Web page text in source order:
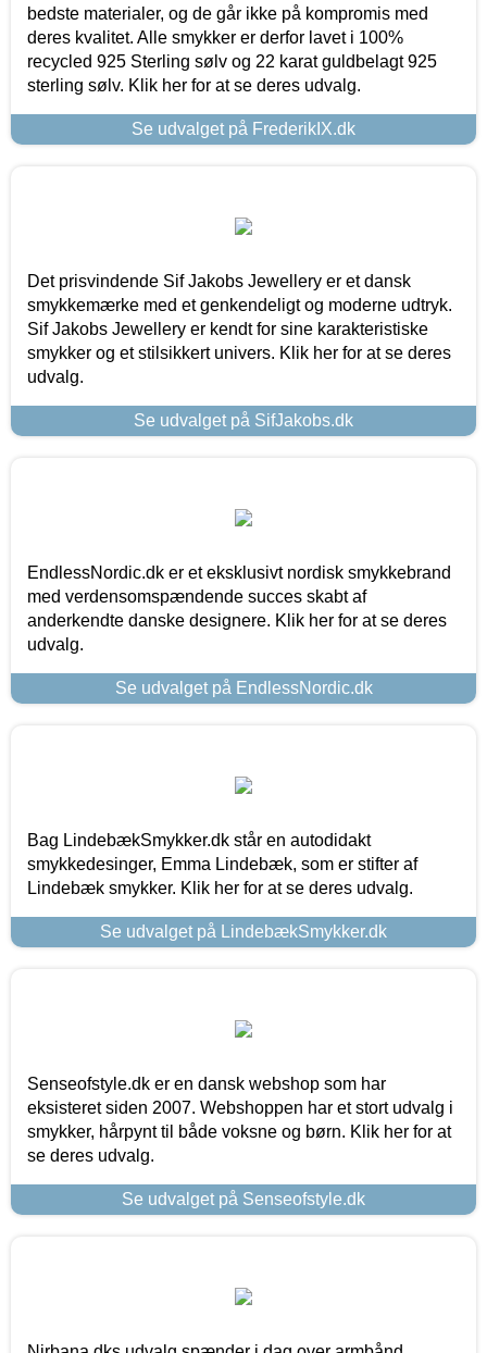
bedste materialer, og de går ikke på kompromis med
deres kvalitet. Alle smykker er derfor lavet i 100%
recycled 925 Sterling sølv og 22 karat guldbelagt 925
sterling sølv. Klik her for at se deres udvalg.
Se udvalget på FrederikIX.dk
Det prisvindende Sif Jakobs Jewellery er et dansk
smykkemærke med et genkendeligt og moderne udtryk.
Sif Jakobs Jewellery er kendt for sine karakteristiske
smykker og et stilsikkert univers. Klik her for at se deres
udvalg.
Se udvalget på SifJakobs.dk
EndlessNordic.dk er et eksklusivt nordisk smykkebrand
med verdensomspændende succes skabt af
anderkendte danske designere. Klik her for at se deres
udvalg.
Se udvalget på EndlessNordic.dk
Bag LindebækSmykker.dk står en autodidakt
smykkedesinger, Emma Lindebæk, som er stifter af
Lindebæk smykker. Klik her for at se deres udvalg.
Se udvalget på LindebækSmykker.dk
Senseofstyle.dk er en dansk webshop som har
eksisteret siden 2007. Webshoppen har et stort udvalg i
smykker, hårpynt til både voksne og børn. Klik her for at
se deres udvalg.
Se udvalget på Senseofstyle.dk